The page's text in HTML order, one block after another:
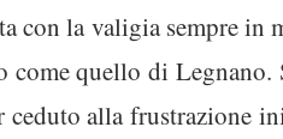
con la valigia sempre in
come quello di Legnano.
ceduto alla frustrazione